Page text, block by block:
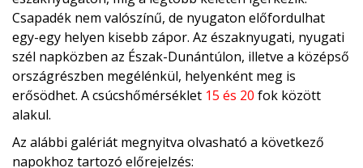
Csapadék nem valószínű, de nyugaton előfordulhat
egy-egy helyen kisebb zápor. Az északnyugati, nyugati
szél napközben az Észak-Dunántúlon, illetve a középső
országrészben megélénkül, helyenként meg is
erősödhet. A csúcshőmérséklet 15 és 20 fok között
alakul.
Az alábbi galériát megnyitva olvasható a következő
napokhoz tartozó előrejelzés: